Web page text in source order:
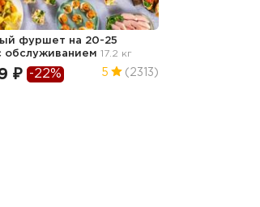
фуршет на 20-25
обслуживанием17.2 кг
₽ -22% 5 (2313)